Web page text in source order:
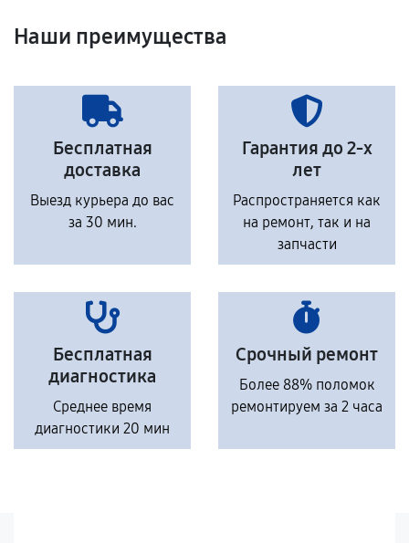
Наши преимущества
Бесплатная
доставка
Выезд курьера до вас
за 30 мин.
Гарантия до 2-х
лет
Распространяется как
на ремонт, так и на
запчасти
Бесплатная
диагностика
Среднее время
диагностики 20 мин
Срочный ремонт
Более 88% поломок
ремонтируем за 2 часа